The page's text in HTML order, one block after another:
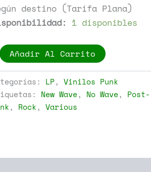
destino (Tarifa Plana)
1 disponibles
Añadir Al Carrito
LP, Vinilos Punk
New Wave, No Wave, Post-
, Rock, Various